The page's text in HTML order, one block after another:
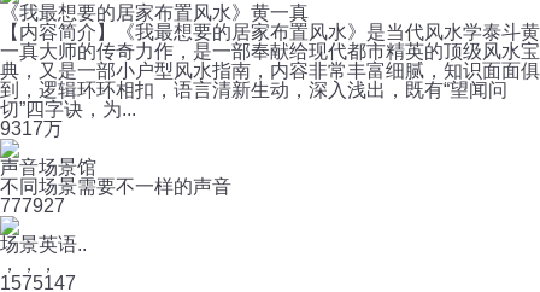
《我最想要的居家布置风水》黄一真
【内容简介】《我最想要的居家布置风水》是当代风水学泰斗黄
一真大师的传奇力作，是一部奉献给现代都市精英的顶级风水宝
典，又是一部小户型风水指南，内容非常丰富细腻，知识面面俱
到，逻辑环环相扣，语言清新生动，深入浅出，既有“望闻问
切”四字诀，为...
9317万
声音场景馆
不同场景需要不一样的声音
777927
场景英语..
，，，
1575147